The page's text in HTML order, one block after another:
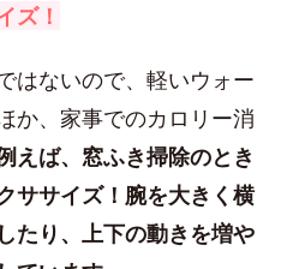
ズ！
はないので、軽いウォー
か、家事でのカロリー消
えば、窓ふき掃除のとき
ササイズ！腕を大きく横
たり、上下の動きを増や